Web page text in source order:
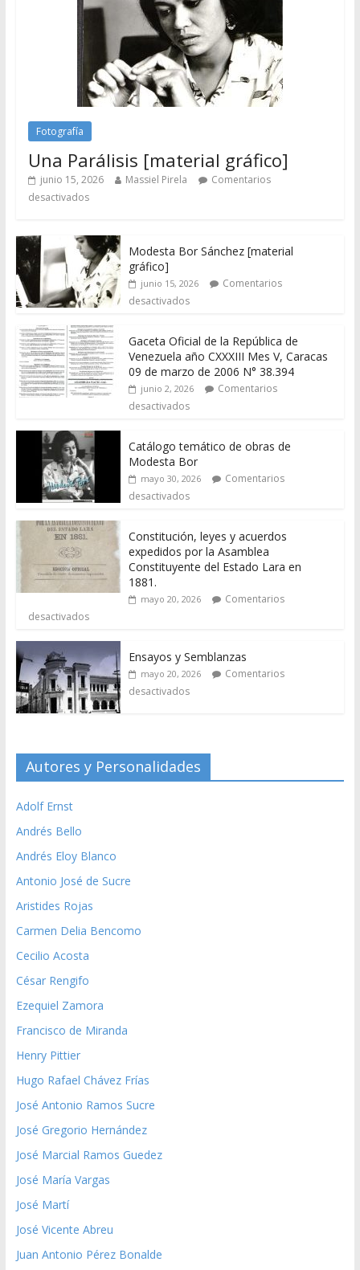
Fotografía
Una Parálisis [material gráfico]
junio 15, 2026 Massiel Pirela
Comentarios
desactivados
Modesta Bor Sánchez [material
gráfico]
junio 15, 2026
Comentarios
desactivados
Gaceta Oficial de la República de
Venezuela año CXXXIII Mes V, Caracas
09 de marzo de 2006 N° 38.394
junio 2, 2026
Comentarios
desactivados
Catálogo temático de obras de
Modesta Bor
mayo 30, 2026
Comentarios
desactivados
Constitución, leyes y acuerdos
expedidos por la Asamblea
Constituyente del Estado Lara en
1881.
mayo 20, 2026
Comentarios
desactivados
Ensayos y Semblanzas
mayo 20, 2026
Comentarios
desactivados
Autores y Personalidades
Adolf Ernst
Andrés Bello
Andrés Eloy Blanco
Antonio José de Sucre
Aristides Rojas
Carmen Delia Bencomo
Cecilio Acosta
César Rengifo
Ezequiel Zamora
Francisco de Miranda
Henry Pittier
Hugo Rafael Chávez Frías
José Antonio Ramos Sucre
José Gregorio Hernández
José Marcial Ramos Guedez
José María Vargas
José Martí
José Vicente Abreu
Juan Antonio Pérez Bonalde